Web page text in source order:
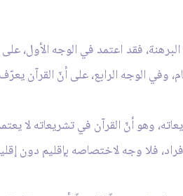
فقد اعتمد في الوجه الأول،
الوجه الرابع، على أنّ القرآن
وهو أنّ القرآن في تشريعاته لا
فلا وجه لاختصاصه بإقليم دون